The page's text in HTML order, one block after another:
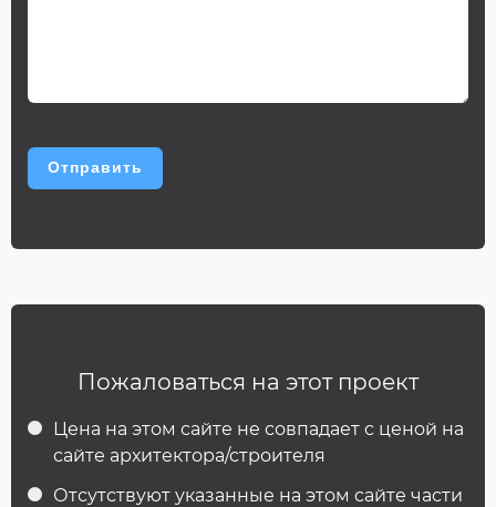
Пожаловаться на этот проект
Цена на этом сайте не совпадает с ценой на
сайте архитектора/строителя
Отсутствуют указанные на этом сайте части